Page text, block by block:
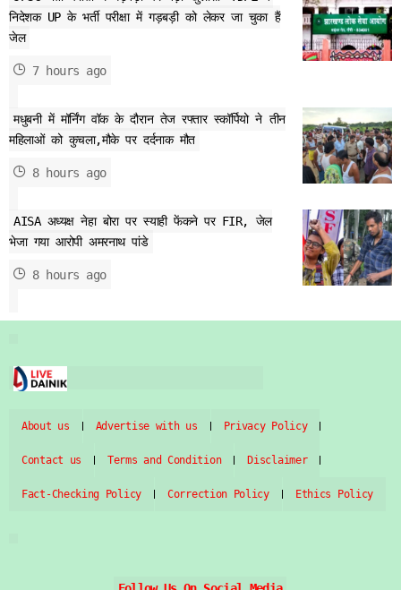
निदेशक UP के भर्ती परीक्षा में गड़बड़ी को लेकर जा चुका हैं
जेल
7 hours ago
मधुबनी में मॉर्निंग वॉक के दौरान तेज रफ्तार स्कॉर्पियो ने तीन
महिलाओं को कुचला,मौके पर दर्दनाक मौत
8 hours ago
AISA अध्यक्ष नेहा बोरा पर स्याही फेंकने पर FIR, जेल
भेजा गया आरोपी अमरनाथ पांडे
8 hours ago
About us Advertise with us Privacy Policy
Contact us Terms and Condition Disclaimer
Fact-Checking Policy Correction Policy Ethics Policy